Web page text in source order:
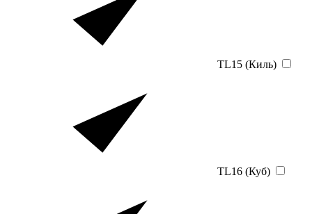
TL15 (Киль)
TL16 (Куб)